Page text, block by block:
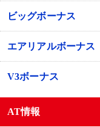
ビッグボーナス
エアリアルボーナス
V3ボーナス
AT情報